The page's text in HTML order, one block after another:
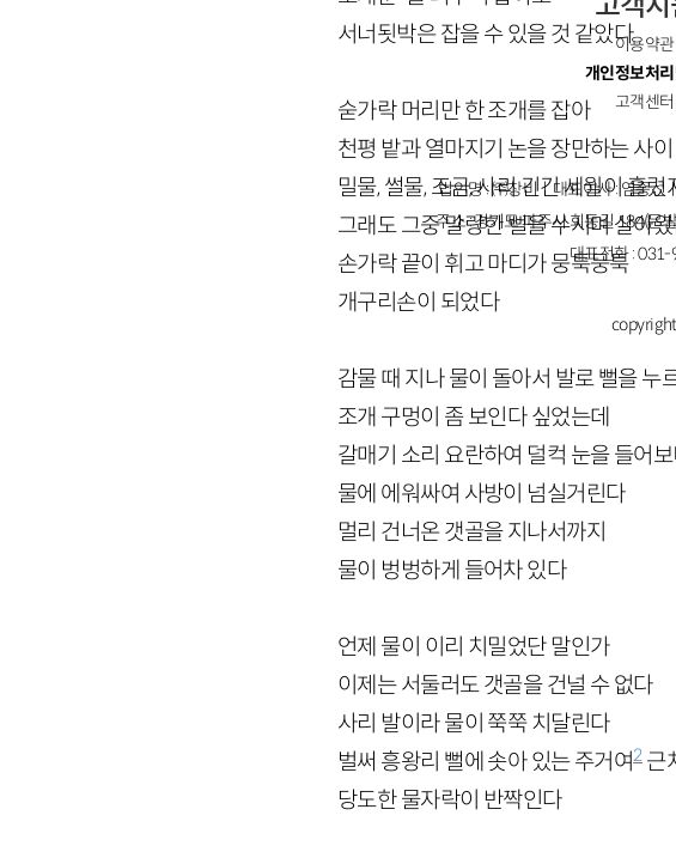
서너됫박은 잡을 수 있을 것 같았다
숟가락 머리만 한 조개를 잡아
천평 밭과 열마지기 논을 장만하는 사이
밀물, 썰물, 조금, 사리 긴긴 세월이 흘렀
그래도 그중 말랑한 뻘을 쑤시며 살아
손가락 끝이 휘고 마디가 뭉툭뭉툭
개구리손이 되었다
감물 때 지나 물이 돌아서 발로 뻘을 누
조개 구멍이 좀 보인다 싶었는데
갈매기 소리 요란하여 덜컥 눈을 들어보
물에 에워싸여 사방이 넘실거린다
멀리 건너온 갯골을 지나서까지
물이 벙벙하게 들어차 있다
언제 물이 이리 치밀었단 말인가
이제는 서둘러도 갯골을 건널 수 없다
사리 발이라 물이 쭉쭉 치달린다
벌써 흥왕리 뻘에 솟아 있는 주거여2근
당도한 물자락이 반짝인다
이용약관
개인정보처
고객센터
법인명 : ㈜창비ㅣ대표이사 : 염종
주소 : 경기도 파주시 회동길 184(문
대표전화 :